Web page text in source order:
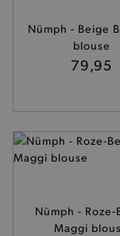
Nümph - Beige
blouse
79,95
Nümph - Roze-
Maggi